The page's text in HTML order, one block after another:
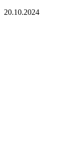
20.10.2024